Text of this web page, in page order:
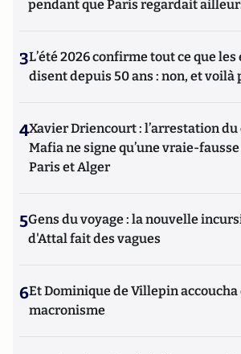
pendant que Paris regardait
3L’été 2026 confirme tout ce que les
disent depuis 50 ans : non, et voilà
4Xavier Driencourt : l’arrestation du
Mafia ne signe qu’une vraie-
Paris et Alger
5Gens du voyage : la nouvelle
d'Attal fait des vagues
6Et Dominique de Villepin
macronisme